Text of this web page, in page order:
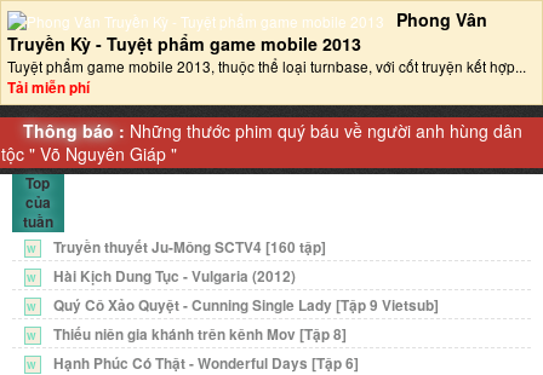
Phong Vân
Truyền Kỳ - Tuyệt phẩm game mobile 2013‎
Tuyệt phẩm game mobile 2013, thuộc thể loại turnbase, với cốt truyện kết hợp...
Tải miễn phí
Thông báo : Những thước phim quý báu về người anh hùng dân
tộc "Võ Nguyên Giáp "
Top
của
tuần
W Truyền thuyết Ju-Mông SCTV4 [160 tập]
W Hài Kịch Dung Tục - Vulgaria (2012)
W Quý Cô Xảo Quyệt - Cunning Single Lady [Tập 9 Vietsub]
W Thiếu niên gia khánh trên kênh Mov [Tập 8]
W Hạnh Phúc Có Thật - Wonderful Days [Tập 6]